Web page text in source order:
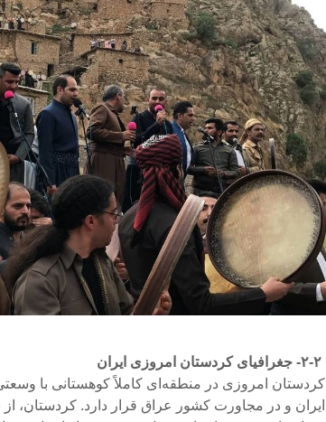
۲-۲- جغرافیای کردستان امروزی ایران
ایران و در مجاورت کشور عراق قرار دارد. کردستان،